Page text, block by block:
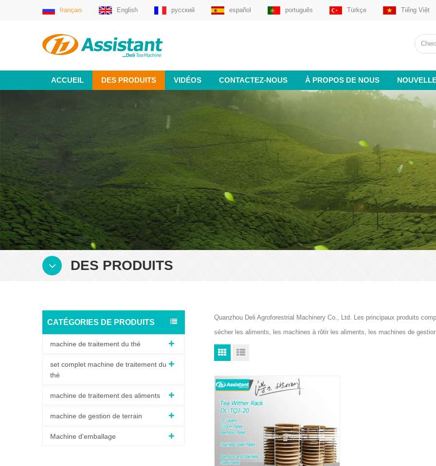
français English русский español português Türkçe Tiếng Việt
ACCUEIL DES PRODUITS VIDÉOS CONTACTEZ-NOUS À PROPOS DE NOUS
DES PRODUITS
CATÉGORIES DE PRODUITS
machine de traitement du thé
set complet machine de traitement du
thé
machine de traitement des aliments
machine de gestion de terrain
Machine d'emballage
Quanzhou Deli Agroforestrial Machinery Co., Ltd. Les principaux produits
sécher les aliments, les machines à rôtir les aliments, les machines de